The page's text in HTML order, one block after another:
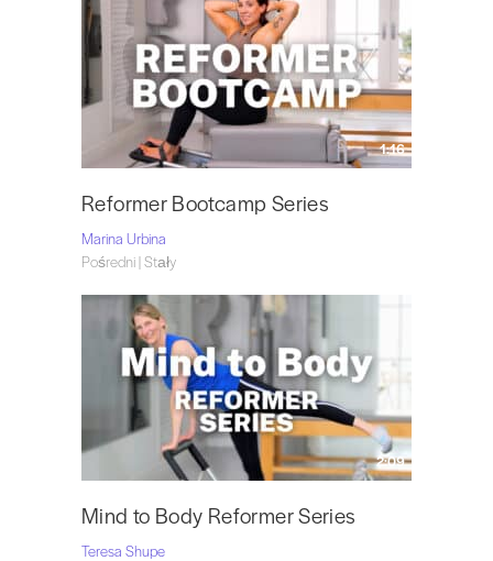
1:16
Reformer Bootcamp Series
Marina Urbina
Pośredni | Stały
2:09
Mind to Body Reformer Series
Teresa Shupe